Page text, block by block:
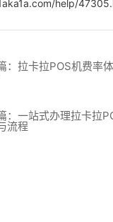
help/
：拉卡拉POS机费率
：一站式办理拉卡拉
流程